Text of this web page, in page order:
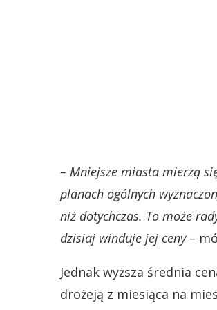
– Mniejsze miasta mierzą
planach ogólnych
niż dotychczas. To może
dzisiaj winduje jej ceny –
Jednak wyższa średnia
drożeją z miesiąca na